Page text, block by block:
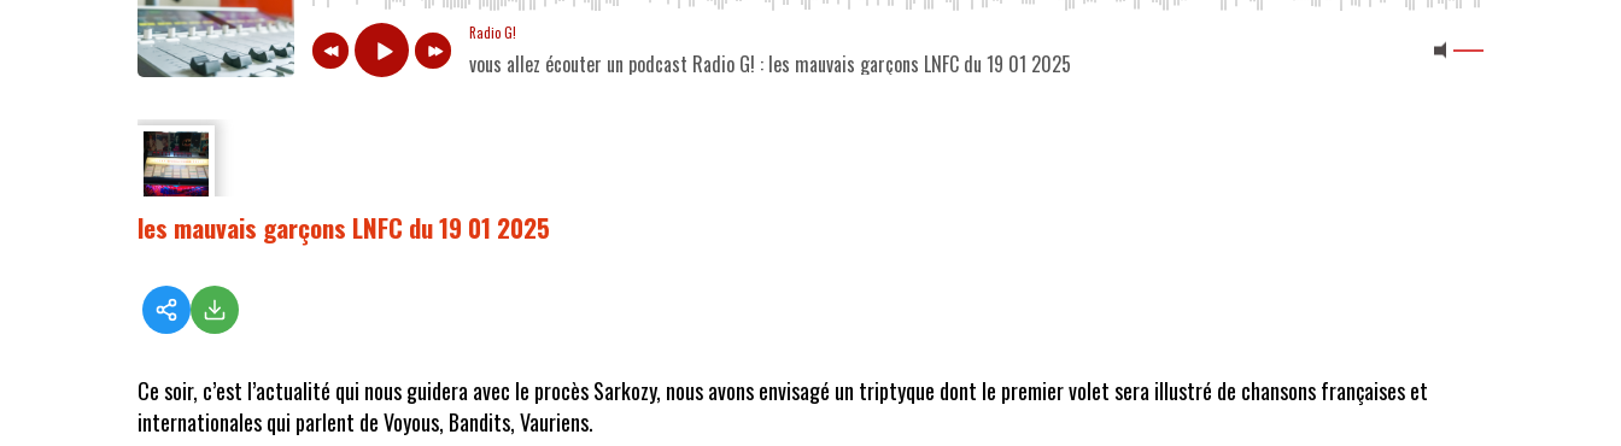
Radio G!
vous allez écouter un podcast Radio G! : les mauvais garçons LNFC du 19 01 2025
les mauvais garçons LNFC du 19 01 2025
Ce soir, c’est l’actualité qui nous guidera avec le procès Sarkozy, nous avons envisagé un triptyque dont le premier volet sera illustré de chansons françaises et
internationales qui parlent de Voyous, Bandits, Vauriens.